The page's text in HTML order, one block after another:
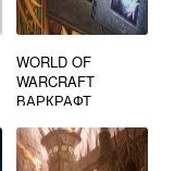
WORLD OF
WARCRAFT
ВАРКРАФТ
ЭНЦИКЛОПЕДИЯ
ТОМ 3